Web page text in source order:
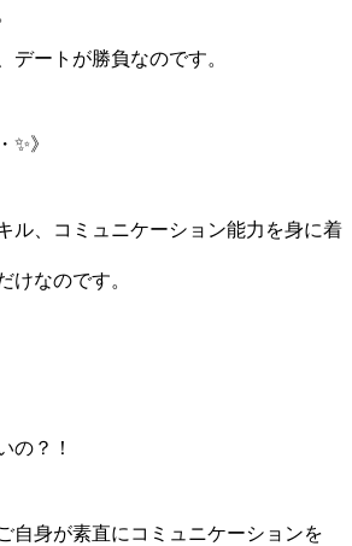
デートが勝負なのです。
✨》
ル、コミュニケーション能力を身に着
けなのです。
の？！
自身が素直にコミュニケーションを